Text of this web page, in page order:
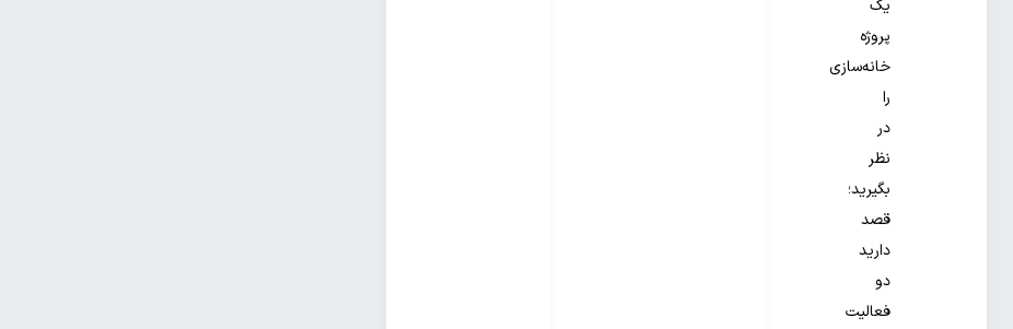
یک
پروژه
خانه‌سازی
را
در
نظر
بگیرید؛
قصد
دارید
دو
فعالیت